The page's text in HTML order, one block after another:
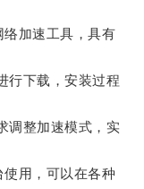
加速工具，具有
下载，安装过程
整加速模式，实
用，可以在各种